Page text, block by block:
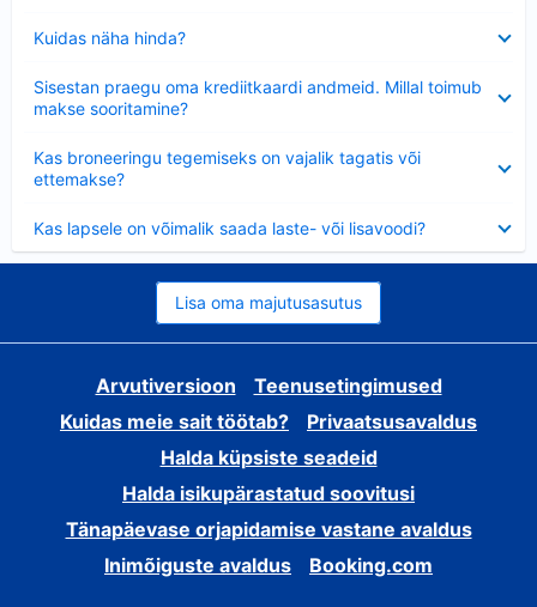
Kuidas näha hinda?
Sisestan praegu oma krediitkaardi andmeid. Millal toimub
makse sooritamine?
Kas broneeringu tegemiseks on vajalik tagatis või
ettemakse?
Kas lapsele on võimalik saada laste- või lisavoodi?
Lisa oma majutusasutus
Arvutiversioon
Teenusetingimused
Kuidas meie sait töötab?
Privaatsusavaldus
Halda küpsiste seadeid
Halda isikupärastatud soovitusi
Tänapäevase orjapidamise vastane avaldus
Inimõiguste avaldus
Booking.com